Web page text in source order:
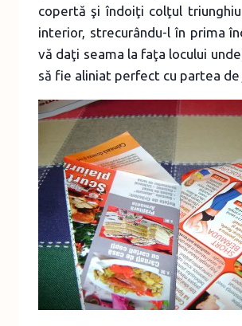
copertă şi îndoiţi colţul
interior, strecurându-l în prima
vă daţi seama la faţa locului
să fie aliniat perfect cu partea de